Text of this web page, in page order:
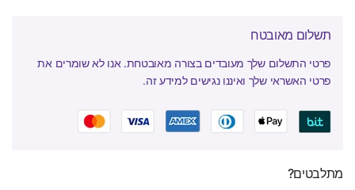
תשלום מאובטח
פרטי התשלום שלך מעובדים בצורה מאובטחת. אנו לא שומרים את
פרטי האשראי שלך ואיננו נגישים למידע זה.
מתלבטים?